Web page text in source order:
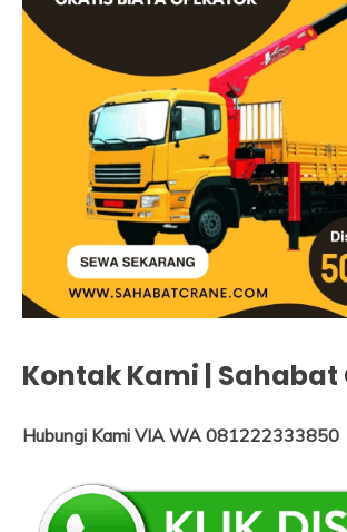
Kontak Kami | Sahabat
Hubungi Kami VIA WA 081222333850